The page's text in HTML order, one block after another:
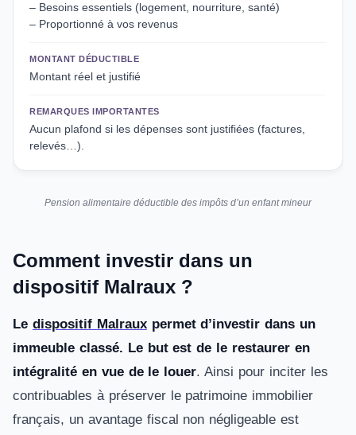
– Besoins essentiels (logement, nourriture, santé)
– Proportionné à vos revenus
MONTANT DÉDUCTIBLE
Montant réel et justifié
REMARQUES IMPORTANTES
Aucun plafond si les dépenses sont justifiées (factures,
relevés…).
Pension alimentaire déductible des impôts d’un enfant mineur
Comment investir dans un
dispositif Malraux ?
Le dispositif Malrauxpermet d’investir dans un
immeuble classé. Le but est de le restaurer en
intégralité en vue de le louer. Ainsi pour inciter les
contribuables à préserver le patrimoine immobilier
français, un avantage fiscal non négligeable est